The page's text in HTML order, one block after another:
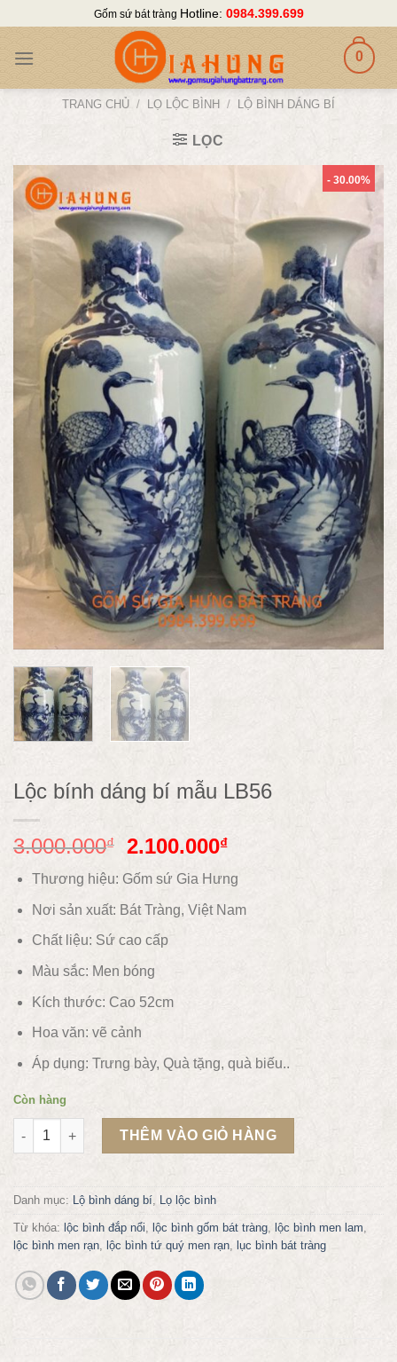
content
Gốm sứ bát tràng Hotline: 0984.399.699
0
TRANG CHỦ / LỌ LỘC BÌNH / LỘ BÌNH DÁNG BÍ
LỌC
- 30.00%
Lộc bính dáng bí mẫu LB56
3.000.000₫ 2.100.000₫
Thương hiệu: Gốm sứ Gia Hưng
Nơi sản xuất: Bát Tràng, Việt Nam
Chất liệu: Sứ cao cấp
Màu sắc: Men bóng
Kích thước: Cao 52cm
Hoa văn: vẽ cảnh
Áp dụng: Trưng bày, Quà tặng, quà biếu..
Còn hàng
Lộc bính dáng bí mẫu LB56 số lượng
THÊM VÀO GIỎ HÀNG
Danh mục: Lộ bình dáng bí, Lọ lộc bình
Từ khóa: lộc bình đắp nổi, lộc bình gốm bát tràng, lộc bình men lam,
lộc bình men rạn, lộc bình tứ quý men rạn, lục bình bát tràng